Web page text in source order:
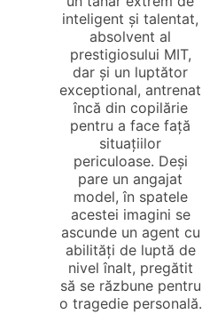
inteligent și talentat,
absolvent al
prestigiosului MIT,
dar și un luptător
exceptional, antrenat
încă din copilărie
pentru a face față
situațiilor
periculoase. Deși
pare un angajat
model, în spatele
acestei imagini se
ascunde un agent cu
abilități de luptă de
nivel înalt, pregătit
să se răzbune pentru
o tragedie personală.